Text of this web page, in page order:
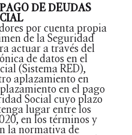
DE DEUDAS
por cuenta propia
de la Seguridad
actuar a través del
de datos en el
(Sistema RED),
aplazamiento en
en el pago
Social cuyo plazo
lugar entre los
en los términos y
la normativa de